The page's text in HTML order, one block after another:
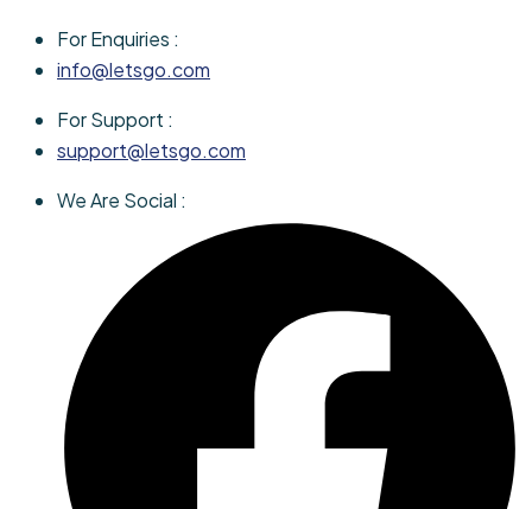
For Enquiries :
info@letsgo.com
For Support :
support@letsgo.com
We Are Social :